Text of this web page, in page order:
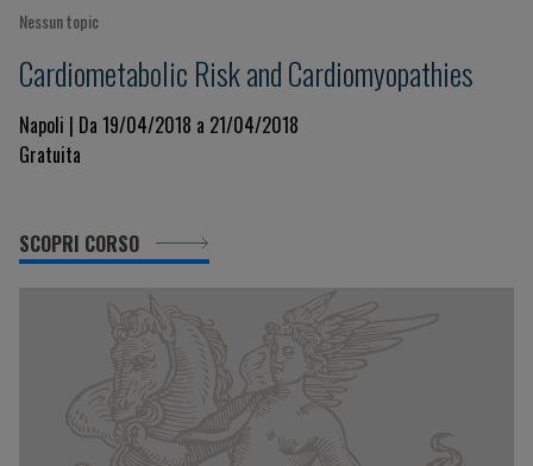
Nessun topic
Cardiometabolic Risk and Cardiomyopathies
Napoli | Da 19/04/2018 a 21/04/2018
Gratuita
SCOPRI CORSO